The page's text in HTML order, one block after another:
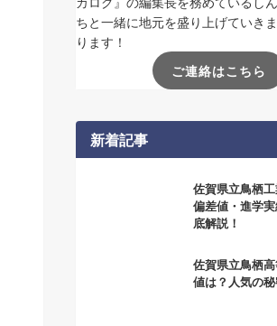
ちと一緒に地元を盛り上げていき
ります！
ご連絡はこちら
新着記事
佐賀県立鳥栖
偏差値・進学
底解説！
佐賀県立鳥栖
値は？人気の